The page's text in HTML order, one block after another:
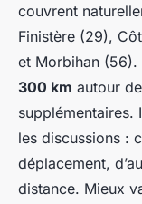
couvrent
Finistère (29),
et Morbihan (56).
300 km autour
les discussions :
déplacement,
distance. Mieux